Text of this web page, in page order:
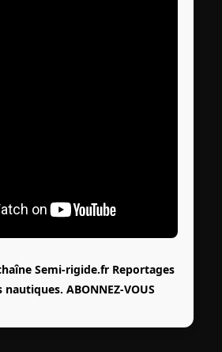
Semi-rigide.fr Reportages
nautiques. ABONNEZ-VOUS